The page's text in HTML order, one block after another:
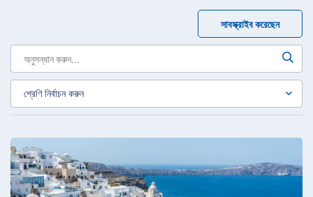
সাবস্ক্রাইব করেছেন